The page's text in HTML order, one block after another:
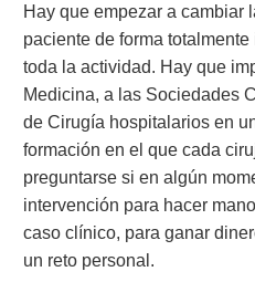
Hay que empezar a cambiar
paciente de forma
toda la actividad. Hay que
Medicina, a las Sociedades
de Cirugía hospitalarios en
formación en el que cada
preguntarse si en algún
intervención para hacer
caso clínico, para ganar
un reto personal.